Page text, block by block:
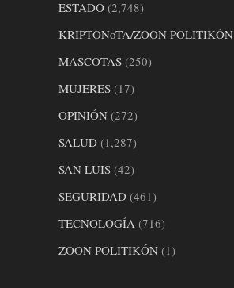
ESTADO (2,748)
KRIPTONoTA/ZOON POLITIKÓN
MASCOTAS (250)
MUJERES (17)
OPINIÓN (272)
SALUD (1,287)
SAN LUIS (42)
SEGURIDAD (461)
TECNOLOGÍA (716)
ZOON POLITIKÓN (1)